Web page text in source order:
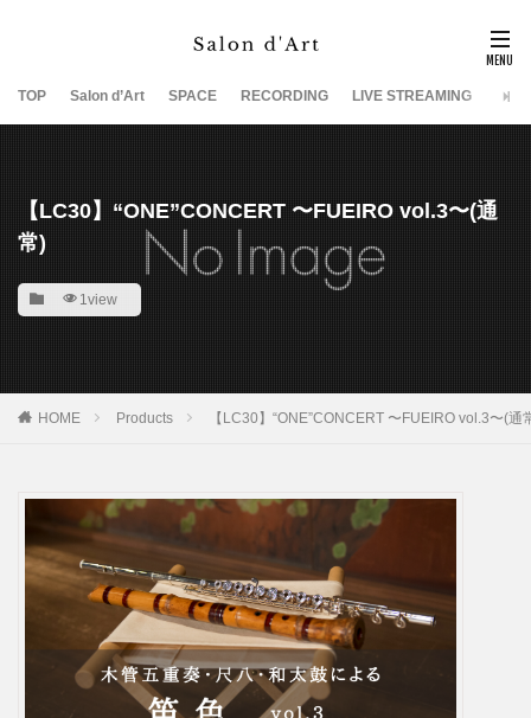
TOP Salon d’Art SPACE RECORDING LIVE STREAMING
【LC30】“ONE”CONCERT 〜FUEIRO vol.3〜(通
常)
1view
HOME Products 【LC30】“ONE”CONCERT 〜FUEIRO vol.3〜(通